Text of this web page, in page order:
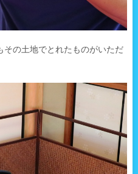
の土地でとれたものがいただ